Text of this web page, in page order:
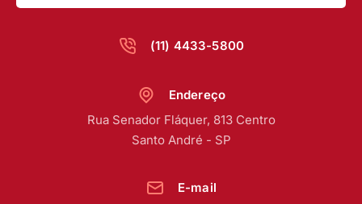
(11) 4433-5800
Endereço
Rua Senador Fláquer, 813 Centro
Santo André - SP
E-mail